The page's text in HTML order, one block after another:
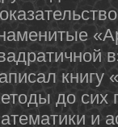
книгу
до сих
и